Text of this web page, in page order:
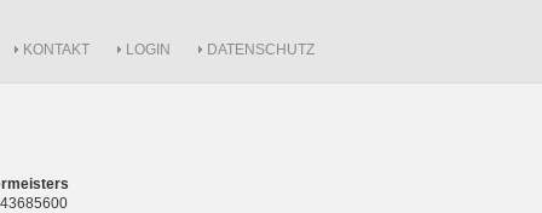
KONTAKT LOGIN DATENSCHUTZ